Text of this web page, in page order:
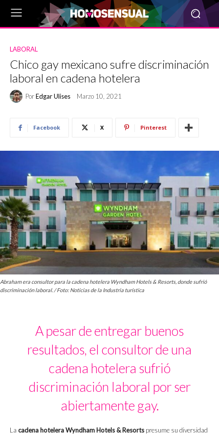
LABORAL
Chico gay mexicano sufre discriminación
laboral en cadena hotelera
PorEdgar Ulises Marzo 10, 2021
Facebook X Pinterest
Abraham era consultor para la cadena hotelera Wyndham Hotels & Resorts, donde sufrió
discriminación laboral. / Foto: Noticias de la Industria turística
A pesar de entregar buenos
resultados, el consultor de una
cadena hotelera sufrió
discriminación laboral por ser
abiertamente gay.
La cadena hotelera Wyndham Hotels & Resorts presume su diversidad